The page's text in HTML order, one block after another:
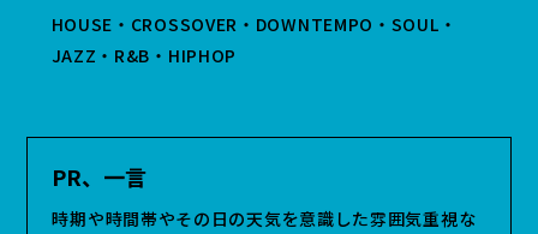
HOUSE・CROSSOVER・DOWNTEMPO・SOUL・
JAZZ・R&B・HIPHOP
PR、一言
時期や時間帯やその日の天気を意識した雰囲気重視な